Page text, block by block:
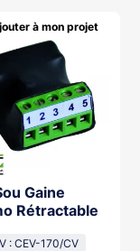
Gaine
Rétractable
: CEV-170/CV
à mon projet